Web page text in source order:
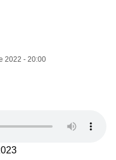
2022 - 20:00